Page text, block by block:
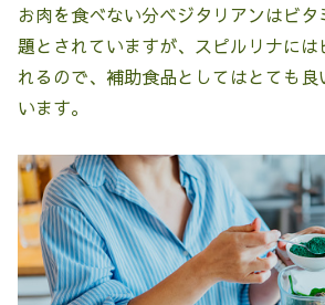
お肉を食べない分ベジタリアンはビ
題とされていますが、スピルリナには
れるので、補助食品としてはとても
います。